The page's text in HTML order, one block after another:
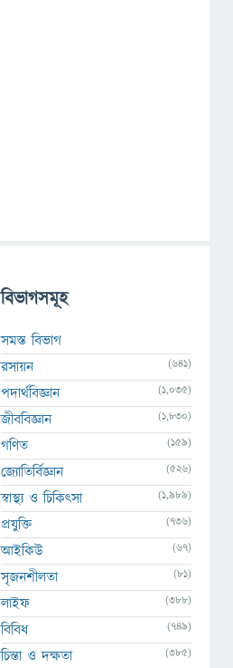
বিভাগসমূহ
সমস্ত বিভাগ
রসায়ন
(641)
পদার্থবিজ্ঞান (1,035)
জীববিজ্ঞান (1,830)
গণিত (159)
জ্যোতির্বিজ্ঞান (526)
স্বাস্থ্য ও চিকিৎসা (1,989)
প্রযুক্তি (736)
আইকিউ (67)
সৃজনশীলতা (81)
লাইফ (388)
বিবিধ (749)
চিন্তা ও দক্ষতা (385)